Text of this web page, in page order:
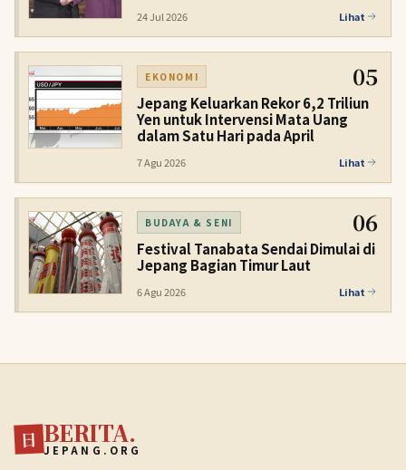
24 Jul 2026 Lihat
EKONOMI 05
Jepang Keluarkan Rekor 6,2 Triliun
Yen untuk Intervensi Mata Uang
dalam Satu Hari pada April
7 Agu 2026 Lihat
BUDAYA & SENI 06
Festival Tanabata Sendai Dimulai di
Jepang Bagian Timur Laut
6 Agu 2026 Lihat
日 BERITA.
JEPANG.ORG